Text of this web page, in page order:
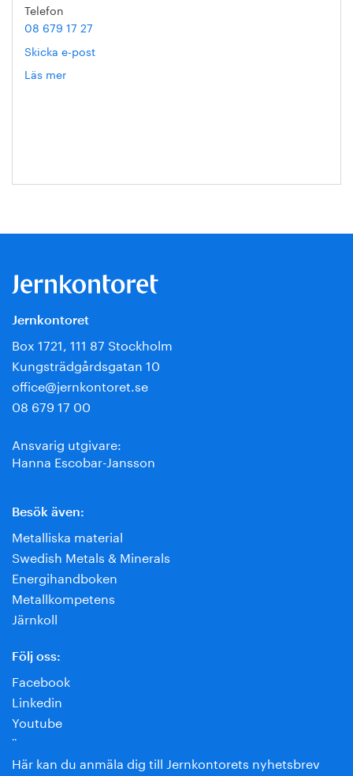
Telefon
08 679 17 27
Skicka e-post
Läs mer
Jernkontoret
Box 1721, 111 87 Stockholm
Kungsträdgårdsgatan 10
office@jernkontoret.se
08 679 17 00
Ansvarig utgivare:
Hanna Escobar-Jansson
Besök även:
Metalliska material
Swedish Metals & Minerals
Energihandboken
Metallkompetens
Järnkoll
Följ oss:
Facebook
Linkedin
Youtube
¨
Här kan du anmäla dig till Jernkontorets nyhetsbrev